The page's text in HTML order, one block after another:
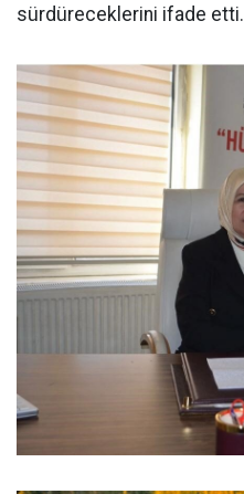
sürdüreceklerini ifade etti.